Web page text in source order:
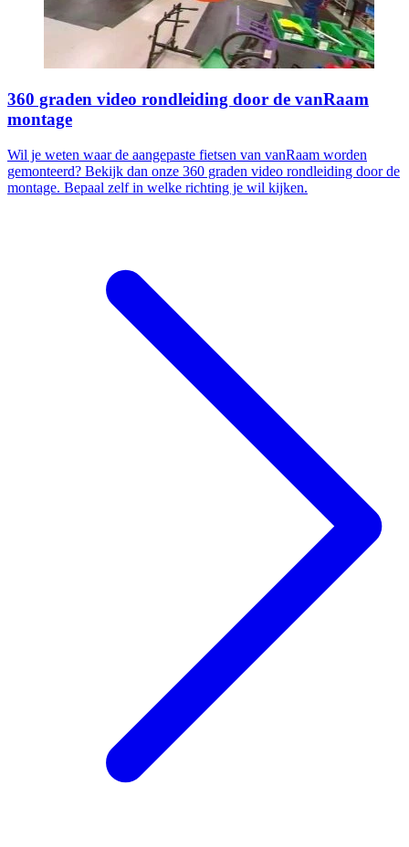
360 graden video rondleiding door de vanRaam
montage
Wil je weten waar de aangepaste fietsen van vanRaam worden
gemonteerd? Bekijk dan onze 360 graden video rondleiding door de
montage. Bepaal zelf in welke richting je wil kijken.